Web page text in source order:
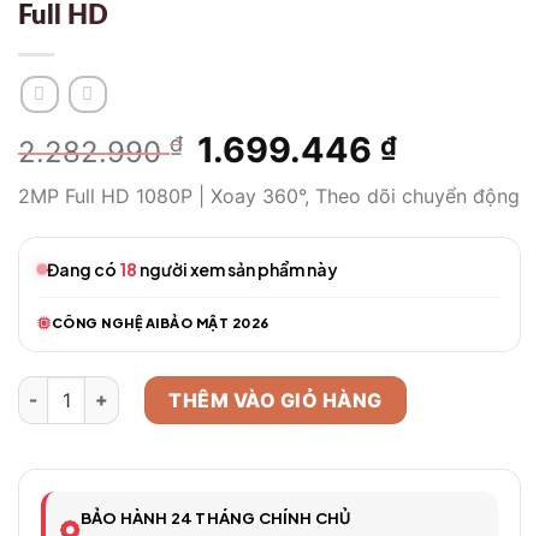
Full HD
2.282.990₫
Giá
gốc
là:
2.282.990 ₫.
1.699.446 ₫Giá
tại
là:
2MP Full HD 1080P | Xoay 360°, Theo dõi chuyển động
Đang có 18 người xem sản phẩm này
CÔNG NGHỆ AIBẢO MẬT 2026
Camera WiFi Thông Minh Model 224 – Full HD số lượng
THÊM VÀO GIỎ HÀNG
BẢO HÀNH 24 THÁNG CHÍNH CHỦ